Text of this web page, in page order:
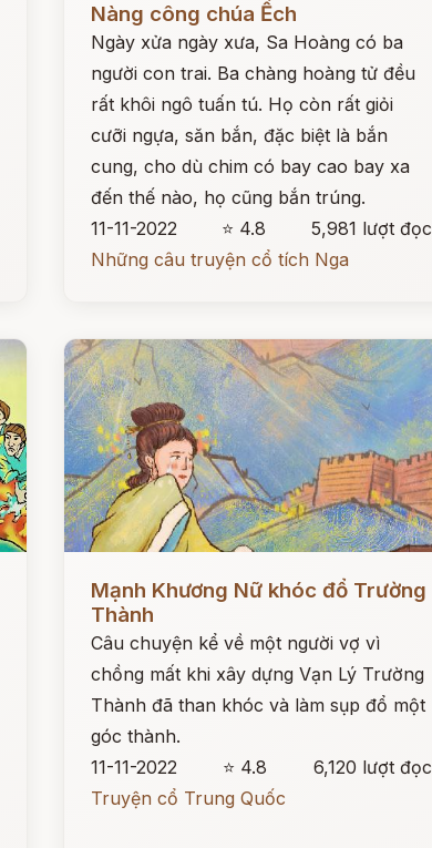
Nàng công chúa Ếch
Ngày xửa ngày xưa, Sa Hoàng có ba
người con trai. Ba chàng hoàng tử đều
rất khôi ngô tuấn tú. Họ còn rất giỏi
cưỡi ngựa, săn bắn, đặc biệt là bắn
cung, cho dù chim có bay cao bay xa
đến thế nào, họ cũng bắn trúng.
11-11-2022
⭐ 4.8
5,981 lượt đọc
Những câu truyện cổ tích Nga
Mạnh Khương Nữ khóc đổ Trường
Thành
Câu chuyện kể về một người vợ vì
chồng mất khi xây dựng Vạn Lý Trường
Thành đã than khóc và làm sụp đổ một
góc thành.
11-11-2022
⭐ 4.8
6,120 lượt đọc
Truyện cổ Trung Quốc